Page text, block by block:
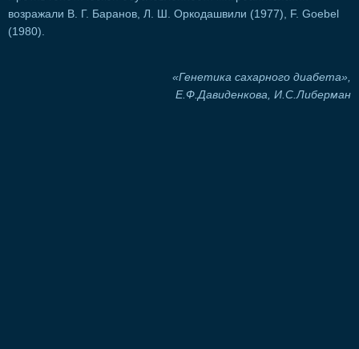
возражали В. Г. Баранов, Л. Ш. Оркодашвили (1977), F. Goebel
(1980).
«Генетика сахарного диабета»,
Е.Ф.Давиденкова, И.С.Либерман